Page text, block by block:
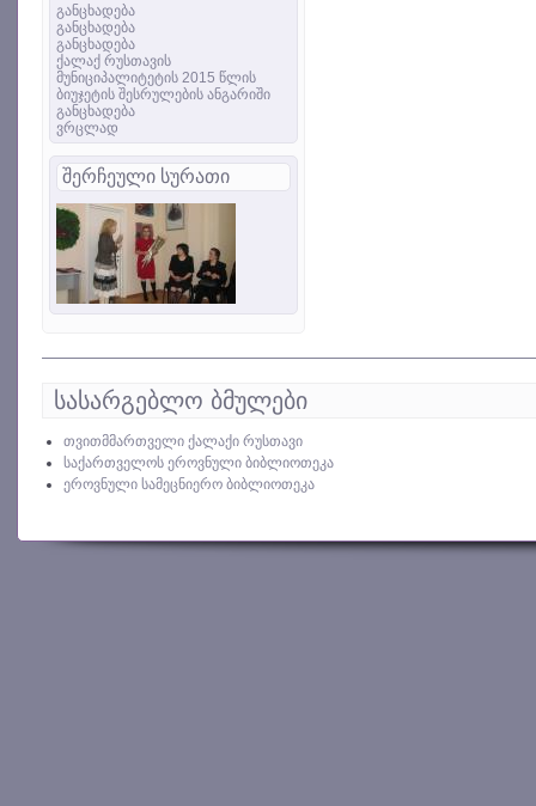
განცხადება
განცხადება
განცხადება
ქალაქ რუსთავის
მუნიციპალიტეტის 2015 წლის
ბიუჯეტის შესრულების ანგარიში
განცხადება
ვრცლად
შერჩეული სურათი
სასარგებლო ბმულები
თვითმმართველი ქალაქი რუსთავი
საქართველოს ეროვნული ბიბლიოთეკა
ეროვნული სამეცნიერო ბიბლიოთეკა